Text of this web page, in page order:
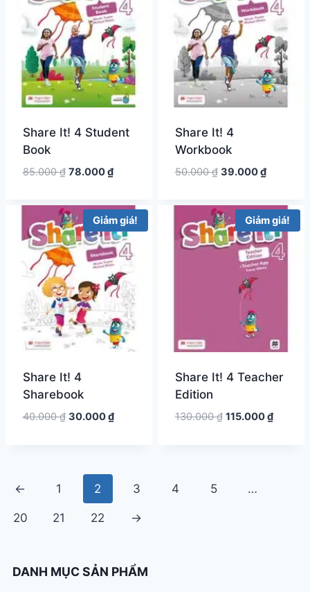
Share It! 4 Student
Book
85.000₫ Giá
là:
85.000 ₫.
78.000₫Giá
tại
là:
78.000 ₫.
Share It! 4
Workbook
50.000₫ Giá
là:
50.000 ₫.
39.000₫Giá
tại
là:
39.000
Giảm giá!
Share It! 4
Sharebook
40.000₫ Giá
30.000₫Giá
Giảm giá!
Share It! 4 Teacher
Edition
130.000₫ Giá
115.000₫Giá
← 1 2 3 4 5 …
20 21 22 →
DANH MỤC SẢN PHẨM